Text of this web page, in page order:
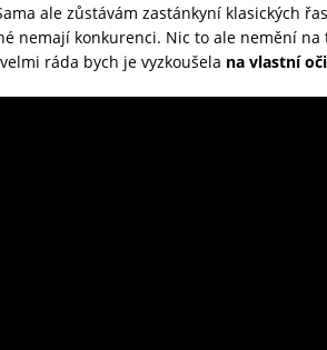
ale zůstávám zastánkyní klasických
nemají konkurenci. Nic to ale nemění na
ráda bych je vyzkoušela na vlastní oči